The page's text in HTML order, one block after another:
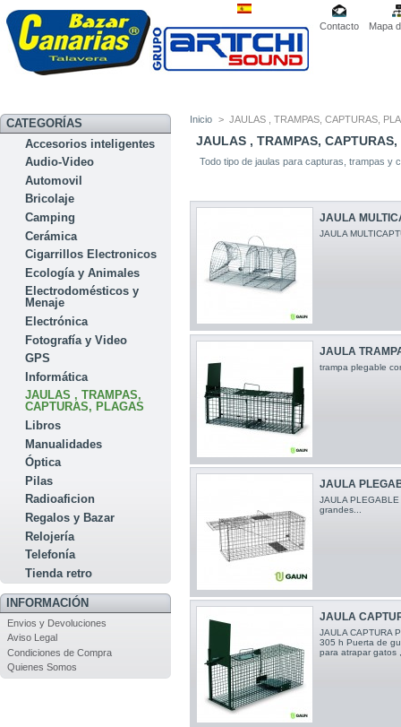
Contacto Mapa
CATEGORÍAS
Accesorios inteligentes
Audio-Video
Automovil
Bricolaje
Camping
Cerámica
Cigarrillos Electronicos
Ecología y Animales
Electrodomésticos y
Menaje
Electrónica
Fotografía y Video
GPS
Informática
JAULAS , TRAMPAS,
CAPTURAS, PLAGAS
Libros
Manualidades
Óptica
Pilas
Radioaficion
Regalos y Bazar
Relojería
Telefonía
Tienda retro
INFORMACIÓN
Envios y Devoluciones
Aviso Legal
Condiciones de Compra
Quienes Somos
Inicio > JAULAS , TRAMPAS, CAPTURAS,
JAULAS , TRAMPAS,
Todo tipo de jaulas para capturas, trampas y
JAULA
JAULA
JAULA
trampa plegable
JAULA
JAULA
grandes...
JAULA
JAULA CAPTURA
305 h Puerta de
para atrapar gatos